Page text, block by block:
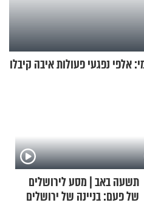
אלפי נפגעי פעולות איבה קיבלו
תשעה באב | מסע לירושלים
של פעם: בניינה של ירושלים